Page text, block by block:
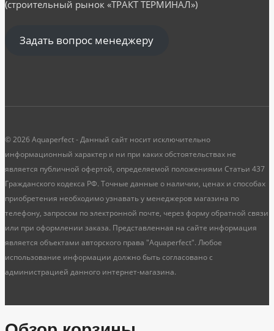
(строительный рынок «ТРАКТ ТЕРМИНАЛ»)
Задать вопрос менеджеру
© 2026 Aquaperfect - Данный сайт носит исключительно
информационный характер и ни при каких обстоятельствах не
является публичной офертой, определяемой положениями Статьи 437
Гражданского кодекса РФ. Точные данные о наличии, ценах и способах
приобретения необходимо узнавать у менеджеров магазина по
телефону, запросом по электронной почте, через форму обратной связи
или при оформлении заказа. Представленная на сайте информация
является объектами авторского права "Aquaperfect". Любое
использование информации должно быть согласовано с
администрацией данного интернет-магазина.